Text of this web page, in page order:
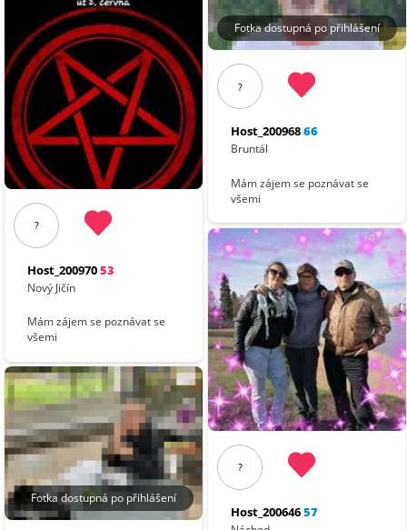
?
Host_20097053
Nový Jičín
Mám zájem se poznávat se
všemi
Fotka dostupná po přihlášení
Fotka dostupná po přihlášení
?
Host_20096866
Bruntál
Mám zájem se poznávat se
všemi
?
Host_20064657